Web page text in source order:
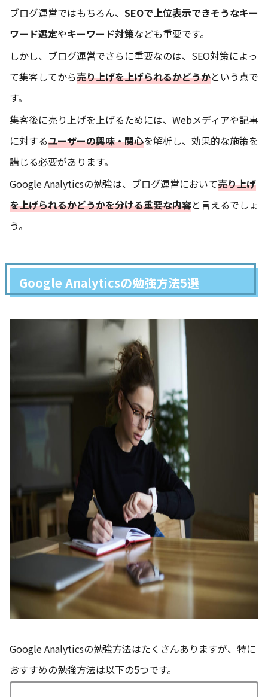
ブログ運営ではもちろん、 SEOで上位表示できそうなキー
ワード選定やキーワード対策なども重要です。
しかし、ブログ運営でさらに重要なのは、SEO対策によっ
て集客してから売り上げを上げられるかどうかという点で
す。
集客後に売り上げを上げるためには、Webメディアや記事
に対するユーザーの興味・関心を解析し、効果的な施策を
講じる必要があります。
Google Analyticsの勉強は、ブログ運営において売り上げ
を上げられるかどうかを分ける重要な内容と言えるでしょ
う。
Google Analyticsの勉強方法5選
Google Analyticsの勉強方法はたくさんありますが、特に
おすすめの勉強方法は以下の5つです。